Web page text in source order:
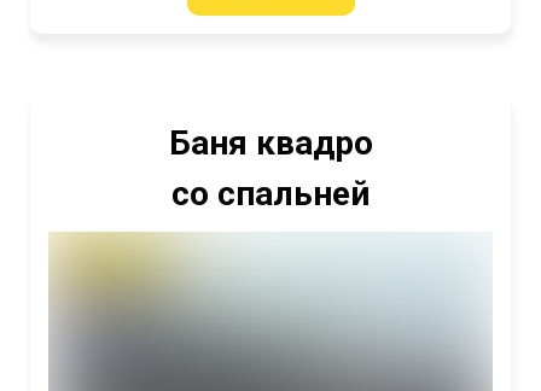
Баня квадро
со спальней